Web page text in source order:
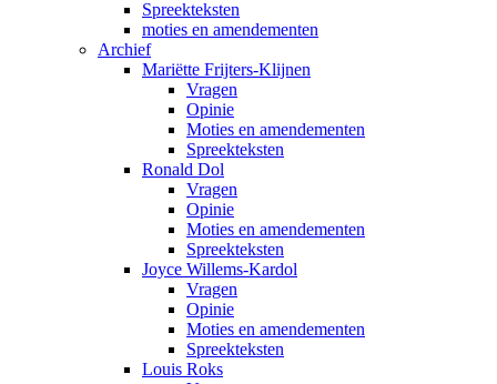
Spreekteksten
moties en amendementen
Archief
Mariëtte Frijters-Klijnen
Vragen
Opinie
Moties en amendementen
Spreekteksten
Ronald Dol
Vragen
Opinie
Moties en amendementen
Spreekteksten
Joyce Willems-Kardol
Vragen
Opinie
Moties en amendementen
Spreekteksten
Louis Roks